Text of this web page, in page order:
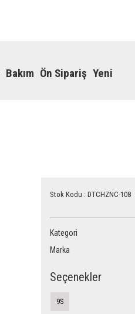
Bakım Ön Sipariş Yeni
Stok Kodu : DTCHZNC-108
Kategori
Marka
Seçenekler
9S